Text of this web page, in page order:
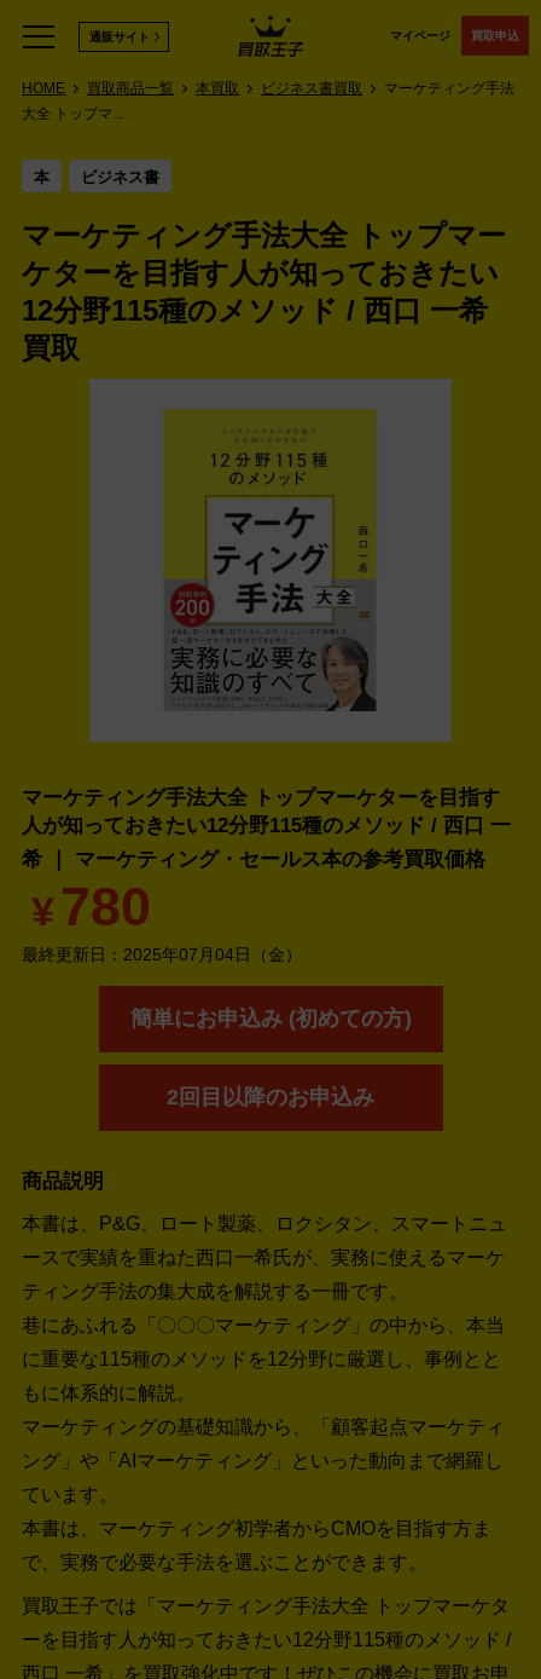
マイページ 買取申込
通販サイト
HOME 買取商品一覧 本買取 ビジネス書買取
マーケティング手法
大全 トップマ...
本 ビジネス書
マーケティング手法大全 トップマー
ケターを目指す人が知っておきたい
12分野115種のメソッド / 西口 一希
買取
マーケティング手法大全 トップマーケターを目指す
人が知っておきたい12分野115種のメソッド / 西口 一
希 ｜ マーケティング・セールス本の参考買取価格
¥780
最終更新日： 2025年07月04日（金）
簡単にお申込み (初めての方)
2回目以降のお申込み
商品説明
本書は、P&G、ロート製薬、ロクシタン、スマートニュ
ースで実績を重ねた西口一希氏が、実務に使えるマーケ
ティング手法の集大成を解説する一冊です。
巷にあふれる「〇〇〇マーケティング」の中から、本当
に重要な115種のメソッドを12分野に厳選し、事例とと
もに体系的に解説。
マーケティングの基礎知識から、「顧客起点マーケティ
ング」や「AIマーケティング」といった動向まで網羅し
ています。
本書は、マーケティング初学者からCMOを目指す方ま
で、実務で必要な手法を選ぶことができます。
買取王子では「マーケティング手法大全 トップマーケタ
ーを目指す人が知っておきたい12分野115種のメソッド /
西口 一希」を買取強化中です！ ぜひこの機会に買取お申